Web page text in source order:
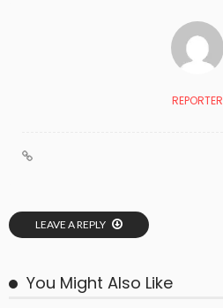
REPORTER
LEAVE A REPLY
You Might Also Like